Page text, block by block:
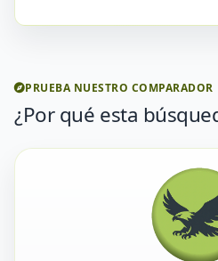
PRUEBA NUESTRO COMPARADOR
¿Por qué esta